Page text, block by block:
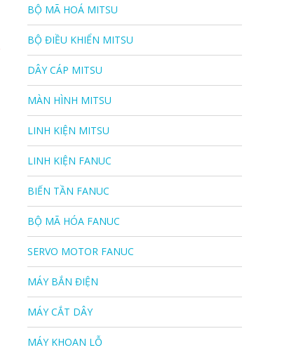
BỘ MÃ HOÁ MITSU
BỘ ĐIỀU KHIỂN MITSU
DÂY CÁP MITSU
MÀN HÌNH MITSU
LINH KIỆN MITSU
LINH KIỆN FANUC
BIẾN TẦN FANUC
BỘ MÃ HÓA FANUC
SERVO MOTOR FANUC
MÁY BẮN ĐIỆN
MÁY CẮT DÂY
MÁY KHOAN LỖ